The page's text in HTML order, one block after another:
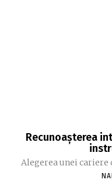
Recunoașterea
Alegerea unei cariere